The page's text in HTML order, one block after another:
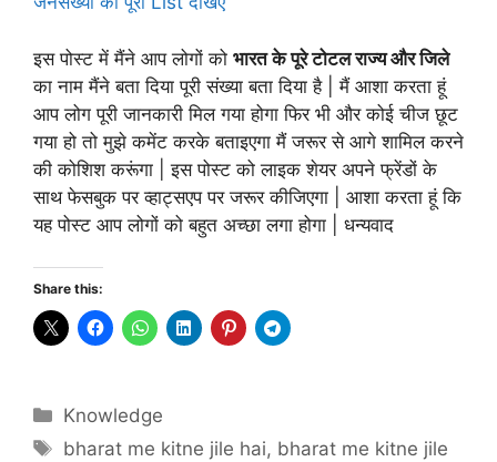
इस पोस्ट में मैंने आप लोगों को भारत के पूरे टोटल राज्य और जिले
का नाम मैंने बता दिया पूरी संख्या बता दिया है | मैं आशा करता हूं
आप लोग पूरी जानकारी मिल गया होगा फिर भी और कोई चीज छूट
गया हो तो मुझे कमेंट करके बताइएगा मैं जरूर से आगे शामिल करने
की कोशिश करूंगा | इस पोस्ट को लाइक शेयर अपने फ्रेंडों के
साथ फेसबुक पर व्हाट्सएप पर जरूर कीजिएगा | आशा करता हूं कि
यह पोस्ट आप लोगों को बहुत अच्छा लगा होगा | धन्यवाद
Share this:
Categories
Knowledge
Tags
bharat me kitne jile hai, bharat me kitne jile